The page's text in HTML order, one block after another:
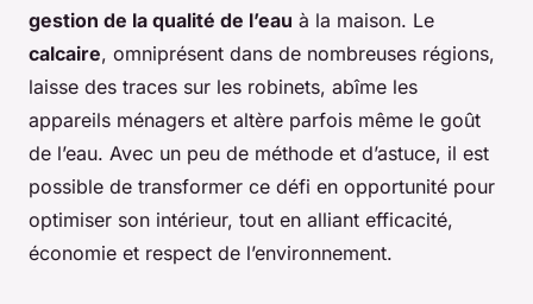
gestion de la qualité de l’eau à la maison. Le
calcaire, omniprésent dans de nombreuses régions,
laisse des traces sur les robinets, abîme les
appareils ménagers et altère parfois même le goût
de l’eau. Avec un peu de méthode et d’astuce, il est
possible de transformer ce défi en opportunité pour
optimiser son intérieur, tout en alliant efficacité,
économie et respect de l’environnement.